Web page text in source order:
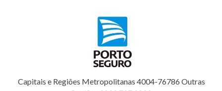
Capitais e Regiões Metropolitanas 4004-76786 Outras